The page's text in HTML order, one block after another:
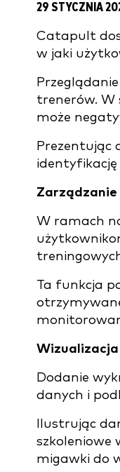
29 STYCZNIA
Catapult
w jaki
trenerów. W
może
Prezentując
W ramach
Ta funkcja
Dodanie
danych i
Ilustrując
szkoleniowe
migawki do